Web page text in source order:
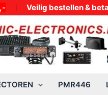
Veilig bestellen &
PMR446